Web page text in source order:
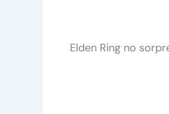
Elden Ring no